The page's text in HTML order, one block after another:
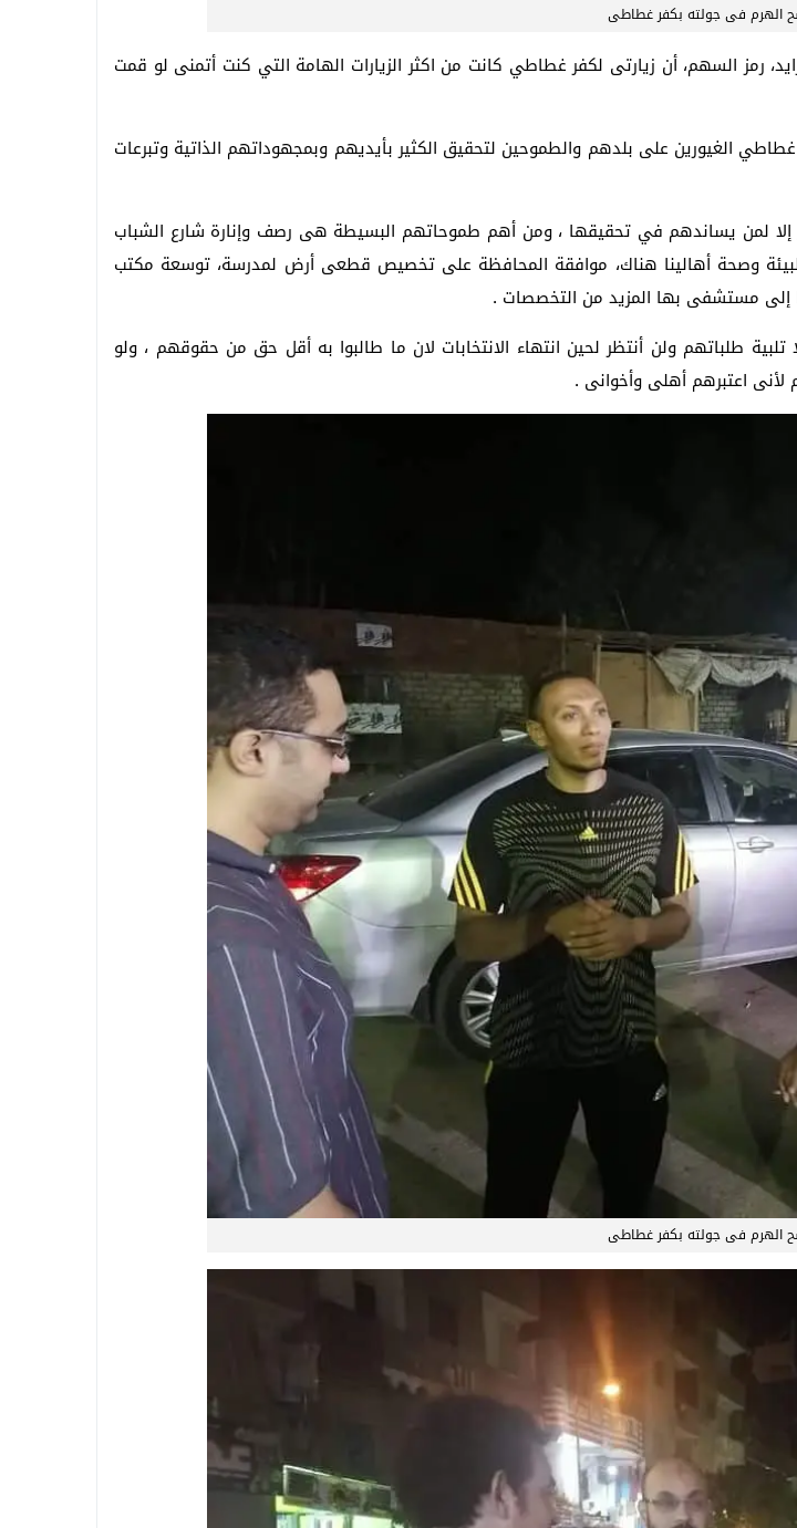
الهرم فى جولته بكفر غطاطى
رمز السهم، أن زيارتى لكفر غطاطي كانت من اكثر الزيارات الهامة التي كنت أتمنى لو قمت
الغيورين على بلدهم والطموحين لتحقيق الكثير بأيديهم وبمجهوداتهم الذاتية وتبرعات
إلا لمن يساندهم في تحقيقها ، ومن أهم طموحاتهم البسيطة هى رصف وإنارة شارع الشباب
وصحة أهالينا هناك، موافقة المحافظة على تخصيص قطعى أرض لمدرسة، توسعة مكتب
إلى مستشفى بها المزيد من التخصصات .
طلباتهم ولن أنتظر لحين انتهاء الانتخابات لان ما طالبوا به أقل حق من حقوقهم ، ولو
اعتبرهم أهلى وأخوانى .
الهرم فى جولته بكفر غطاطى